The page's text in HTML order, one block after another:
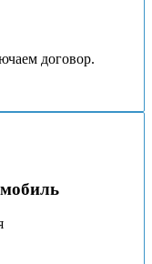
договор.